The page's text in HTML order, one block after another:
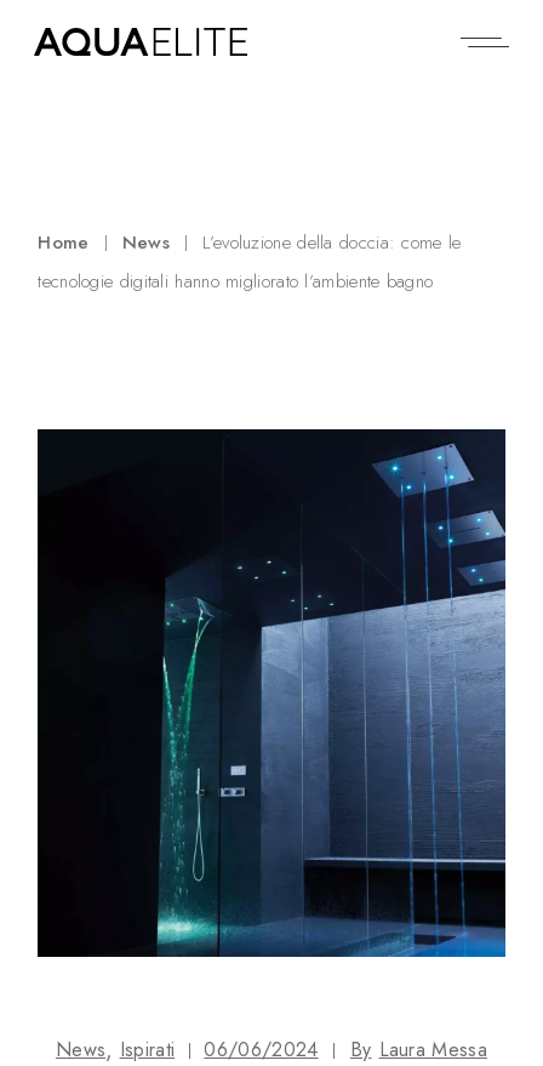
Home News
L’evoluzione della doccia: come le
tecnologie digitali hanno migliorato l’ambiente bagno
News Ispirati 06/06/2024 By Laura Messa